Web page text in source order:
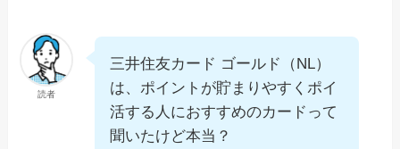
読者
三井住友カード ゴールド（NL）
は、ポイントが貯まりやすくポイ
活する人におすすめのカードって
聞いたけど本当？